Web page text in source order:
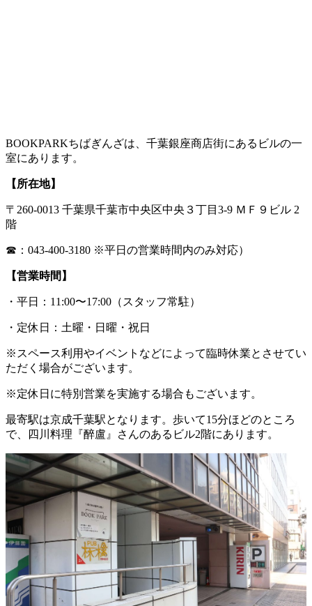
BOOKPARKちばぎんざは、千葉銀座商店街にあるビルの一
室にあります。
【所在地】
〒260-0013 千葉県千葉市中央区中央３丁目3-9 ＭＦ９ビル 2
階
☎︎：043-400-3180 ※平日の営業時間内のみ対応）
【営業時間】
・平日：11:00〜17:00（スタッフ常駐）
・定休日：土曜・日曜・祝日
※スペース利用やイベントなどによって臨時休業とさせてい
ただく場合がございます。
※定休日に特別営業を実施する場合もございます。
最寄駅は京成千葉駅となります。歩いて15分ほどのところ
で、四川料理『醉盧』さんのあるビル2階にあります。